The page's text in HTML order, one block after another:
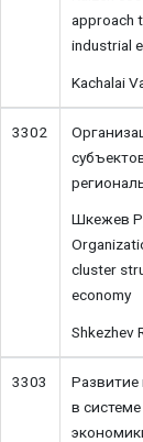
approach
industrial
Kachalai
3302
Шкежев
cluster
economy
Shkezhev
3303
Развитие
в